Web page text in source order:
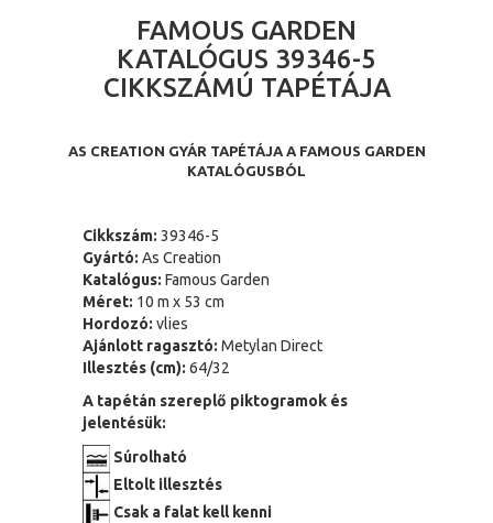
FAMOUS GARDEN
KATALÓGUS 39346-5
CIKKSZÁMÚ TAPÉTÁJA
AS CREATION GYÁR TAPÉTÁJA A FAMOUS GARDEN
KATALÓGUSBÓL
Cikkszám: 39346-5
Gyártó: As Creation
Katalógus: Famous Garden
Méret: 10 m x 53 cm
Hordozó: vlies
Ajánlott ragasztó: Metylan Direct
Illesztés (cm): 64/32
A tapétán szereplő piktogramok és
jelentésük:
Súrolható
Eltolt illesztés
Csak a falat kell kenni